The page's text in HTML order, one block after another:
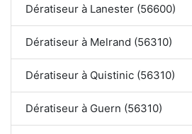
Dératiseur à Lanester (56600)
Dératiseur à Melrand (56310)
Dératiseur à Quistinic (56310)
Dératiseur à Guern (56310)